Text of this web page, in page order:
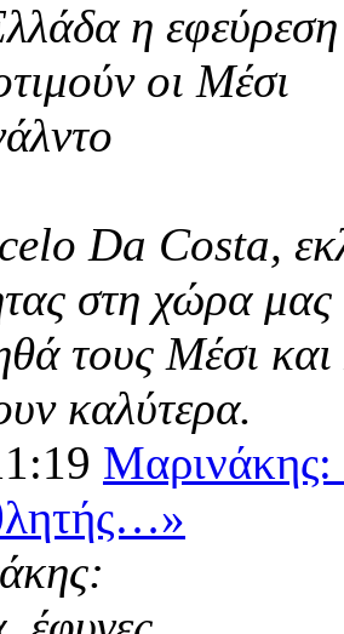
Da Costa,
στη χώρα
τους Μέσι και
καλύτερα.
Μαρινάκης: